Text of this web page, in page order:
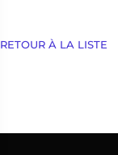
RETOUR À LA LISTE